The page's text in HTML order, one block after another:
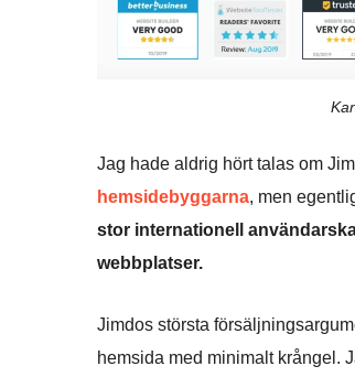
Jag hade aldrig hört talas om
hemsidebyggarna, men
stor internationell
webbplatser.
Jimdos största
hemsida med minimalt krångel.